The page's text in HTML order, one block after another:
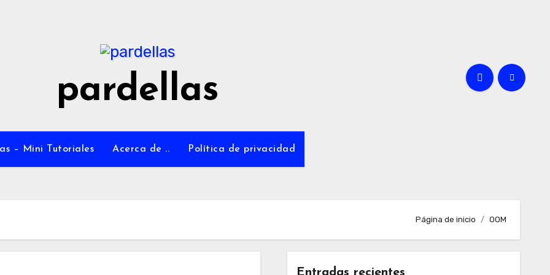
pardellas
– Mini Tutoriales Acerca de .. Política de privacidad
Página de inicio OOM
Entradas recientes